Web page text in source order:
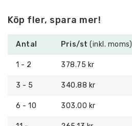
Köp fler, spara mer!
Antal Pris/st (inkl. moms)
1 - 2 378.75 kr
3 - 5 340.88 kr
6 - 10 303.00 kr